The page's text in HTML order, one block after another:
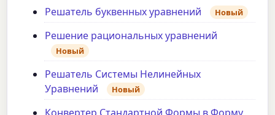
Решатель буквенных уравнений Новый
Решение рациональных уравнений
Новый
Решатель Системы Нелинейных
Уравнений
Новый